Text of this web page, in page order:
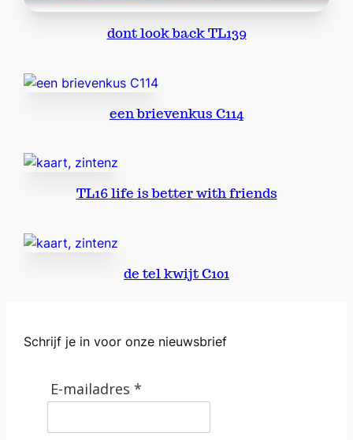
dont look back TL139
een brievenkus C114
TL16 life is better with friends
de tel kwijt C101
Schrijf je in voor onze nieuwsbrief
E-mailadres *